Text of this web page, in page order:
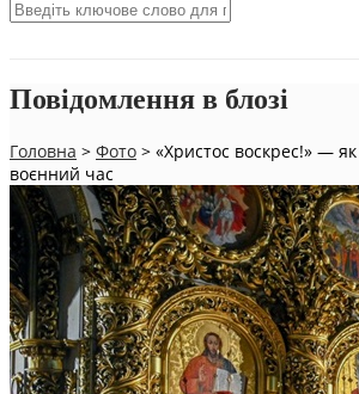
Повідомлення в блозі
Головна > Фото > «Христос воскрес!» —
воєнний час